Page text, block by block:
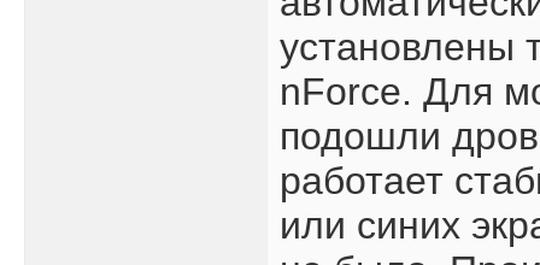
установлены
nForce. Для
подошли
работает
или синих